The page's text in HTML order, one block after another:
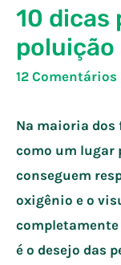
10 dicas
poluição
12 Comentários
Na maioria
como um lugar
conseguem
oxigênio e o
completamente
é o desejo das